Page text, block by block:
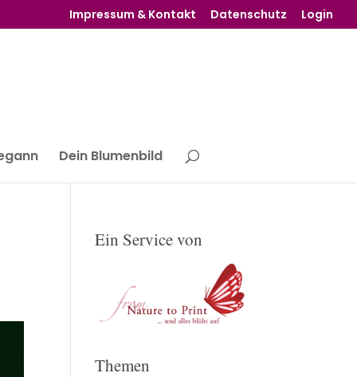
Impressum & Kontakt Datenschutz Login
Dein Blumenbild
Ein Service von
Themen